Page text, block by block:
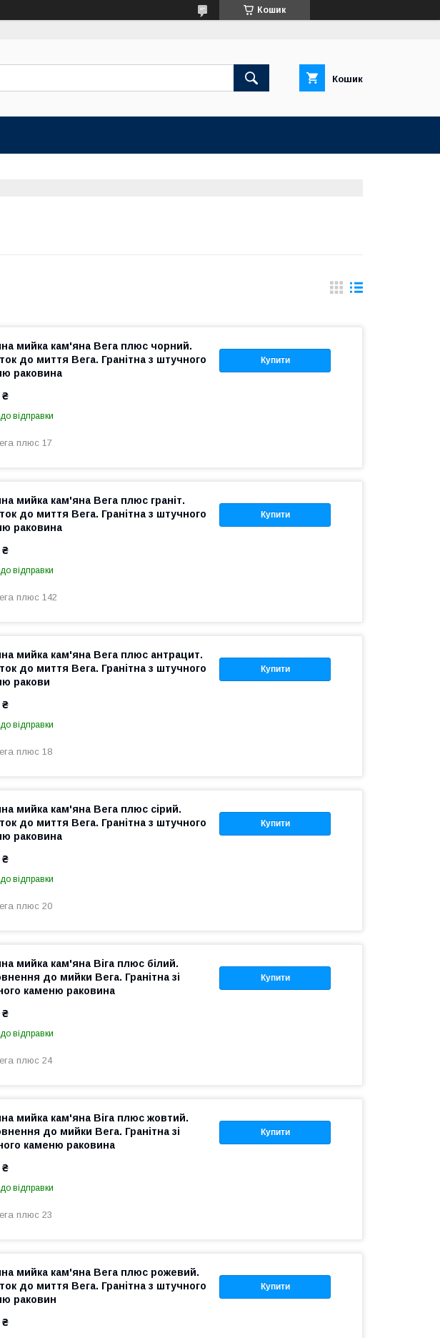
Кошик
Кошик
Купити
мийка кам'яна Вега плюс чорний.
до миття Вега. Гранітна з штучного
раковина
відправки
плюс 17
Купити
мийка кам'яна Вега плюс граніт.
до миття Вега. Гранітна з штучного
раковина
відправки
плюс 142
Купити
мийка кам'яна Вега плюс антрацит.
до миття Вега. Гранітна з штучного
ракови
відправки
плюс 18
Купити
мийка кам'яна Вега плюс сірий.
до миття Вега. Гранітна з штучного
раковина
відправки
плюс 20
Купити
мийка кам'яна Віга плюс білий.
до мийки Вега. Гранітна зі
каменю раковина
відправки
плюс 24
Купити
мийка кам'яна Віга плюс жовтий.
до мийки Вега. Гранітна зі
каменю раковина
відправки
плюс 23
Купити
мийка кам'яна Вега плюс рожевий.
до миття Вега. Гранітна з штучного
раковин